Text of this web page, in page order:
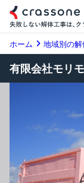
ホーム 地域別の
有限会社モリ